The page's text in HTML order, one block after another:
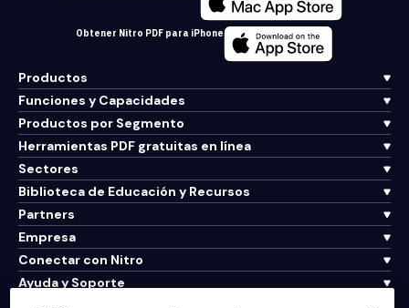
Obtener Nitro PDF para iPhone
Productos
Funciones y Capacidades
Productos por Segmento
Herramientas PDF gratuitas en línea
Sectores
Biblioteca de Educación y Recursos
Partners
Empresa
Conectar con Nitro
Ayuda y Soporte